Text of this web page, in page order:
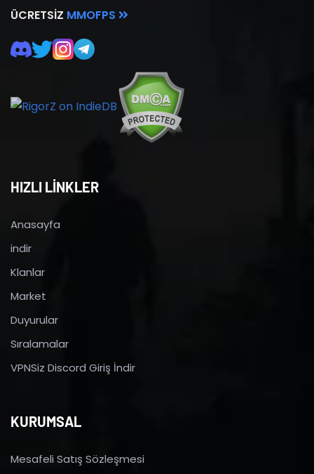
ÜCRETSIZ MMOFPS
HIZLI LİNKLER
Anasayfa
indir
Klanlar
Market
Duyurular
Sıralamalar
VPNSiz Discord Giriş İndir
KURUMSAL
Mesafeli Satış Sözleşmesi